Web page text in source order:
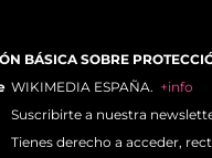
BÁSICA SOBRE
WIKIMEDIA ESPAÑA. +info
Suscribirte a nuestra
Tienes derecho a acceder,